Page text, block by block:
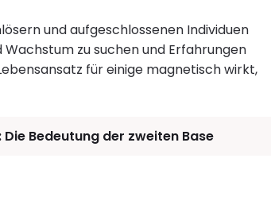
und aufgeschlossenen Individuen
zu suchen und Erfahrungen
für einige magnetisch wirkt,
Bedeutung der zweiten Base